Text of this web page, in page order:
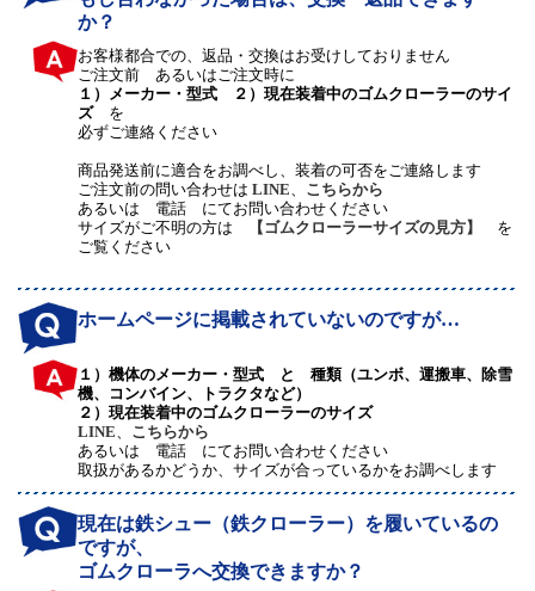
か？
お客様都合での、返品・交換はお受けしておりません
ご注文前 あるいはご注文時に
１）メーカー・型式 ２）現在装着中のゴムクローラーのサイ
ズを
必ずご連絡ください
商品発送前に適合をお調べし、装着の可否をご連絡します
ご注文前の問い合わせはLINE、 こちらから
あるいは 電話 にてお問い合わせください
サイズがご不明の方は
【ゴムクローラーサイズの見方】
を
ご覧ください
ホームページに掲載されていないのですが…
１）機体のメーカー・型式 と 種類（ユンボ、運搬車、除雪
機、コンバイン、トラクタなど）
２）現在装着中のゴムクローラーのサイズ
LINE
こちらから
あるいは 電話 にてお問い合わせください
取扱があるかどうか、サイズが合っているかをお調べします
現在は鉄シュー（鉄クローラー）を履いているの
ですが、
ゴムクローラへ交換できますか？